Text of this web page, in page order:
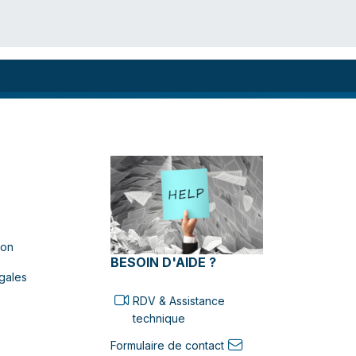
BESOIN D'AIDE ?
RDV & Assistance
technique
Formulaire de contact